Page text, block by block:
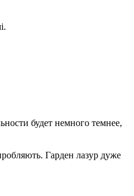
будет немного темнее,
Гарден лазур дуже